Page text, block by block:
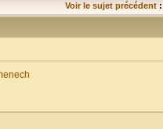
Voir le sujet précédent